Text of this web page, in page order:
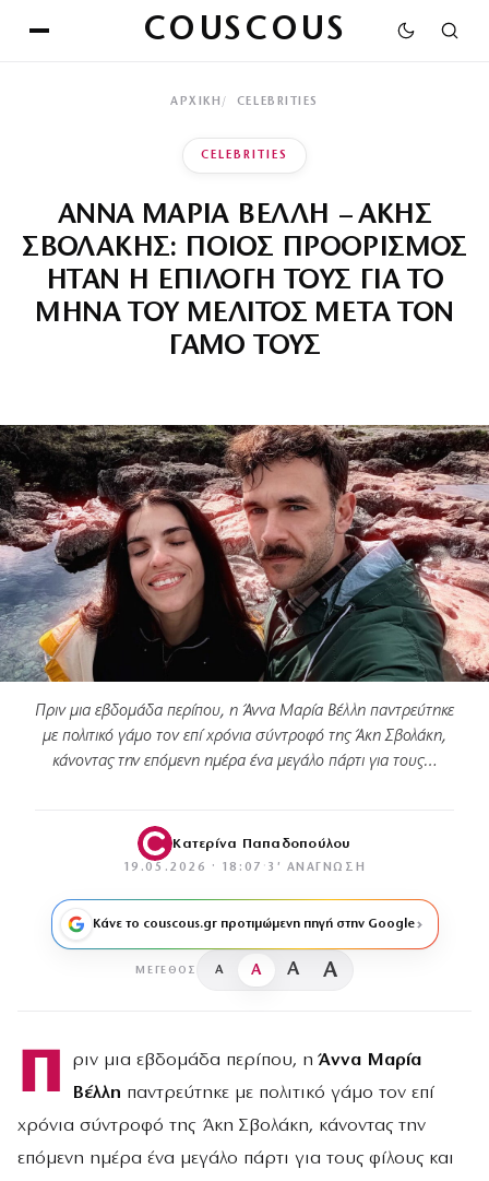
COUSCOUS
ΑΡΧΙΚΉ CELEBRITIES
CELEBRITIES
ΑΝΝΑ ΜΑΡΙΑ ΒΕΛΛΗ – ΑΚΗΣ
ΣΒΟΛΑΚΗΣ: ΠΟΙΟΣ ΠΡΟΟΡΙΣΜΟΣ
ΗΤΑΝ Η ΕΠΙΛΟΓΗ ΤΟΥΣ ΓΙΑ ΤΟ
ΜΗΝΑ ΤΟΥ ΜΕΛΙΤΟΣ ΜΕΤΑ ΤΟΝ
ΓΑΜΟ ΤΟΥΣ
Πριν μια εβδομάδα περίπου, η Άννα Μαρία Βέλλη παντρεύτηκε
με πολιτικό γάμο τον επί χρόνια σύντροφό της Άκη Σβολάκη,
κάνοντας την επόμενη ημέρα ένα μεγάλο πάρτι για τους…
Κατερίνα Παπαδοπούλου
19.05.2026 · 18:07 · 3′ ΑΝΆΓΝΩΣΗ
Κάνε το couscous.gr προτιμώμενη πηγή στην Google
ΜΈΓΕΘΟΣ A A A A
Π ριν μια εβδομάδα περίπου, ηΆννα Μαρία
Βέλλη παντρεύτηκε με πολιτικό γάμο τον επί
χρόνια σύντροφό της Άκη Σβολάκη, κάνοντας την
επόμενη ημέρα ένα μεγάλο πάρτι για τους φίλους και